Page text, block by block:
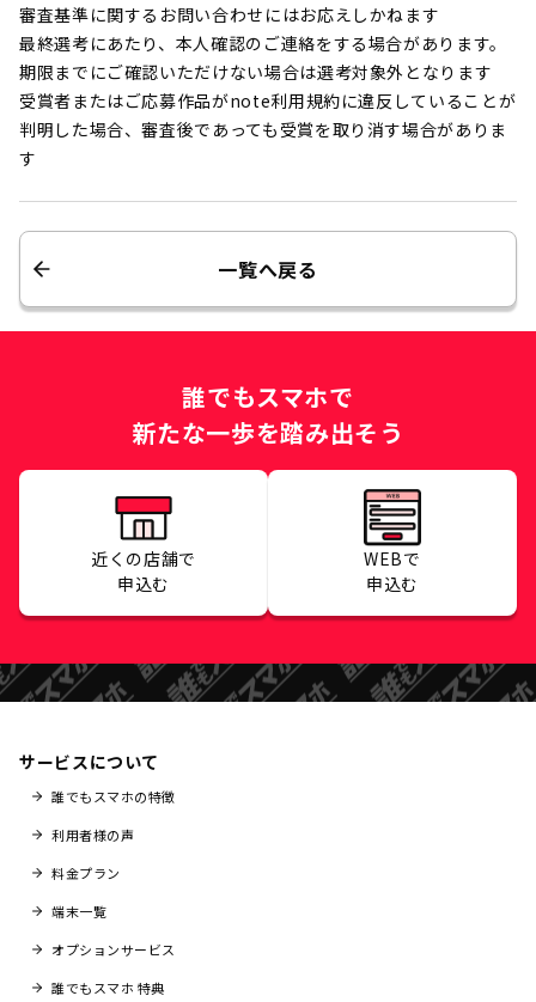
審査基準に関するお問い合わせにはお応えしかねます
最終選考にあたり、本人確認のご連絡をする場合があります。
期限までにご確認いただけない場合は選考対象外となります
受賞者またはご応募作品がnote利用規約に違反していることが
判明した場合、審査後であっても受賞を取り消す場合がありま
す
一覧へ戻る
誰でもスマホで
新たな一歩を踏み出そう
近くの店舗で
申込む
WEBで
申込む
サービスについて
誰でもスマホの特徴
利用者様の声
料金プラン
端末一覧
オプションサービス
誰でもスマホ 特典